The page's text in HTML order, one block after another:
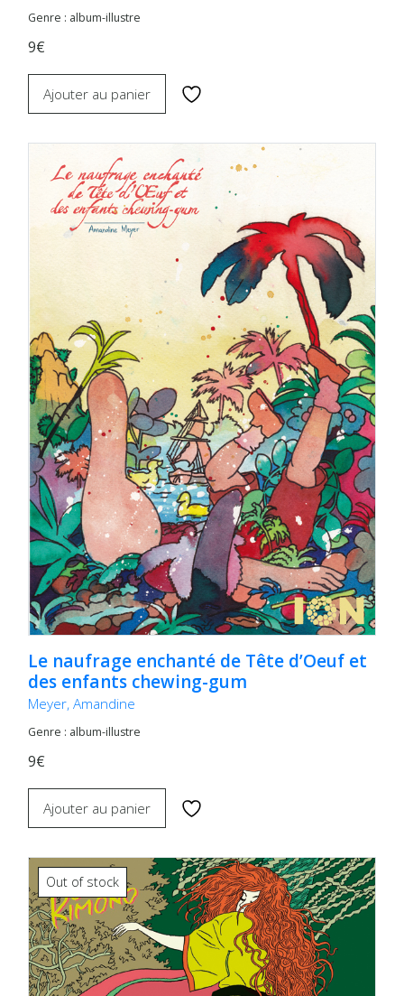
Genre : album-illustre
9€
Ajouter au panier
Le naufrage enchanté de Tête d’Oeuf et
des enfants chewing-gum
Meyer, Amandine
Genre : album-illustre
9€
Ajouter au panier
Out of stock